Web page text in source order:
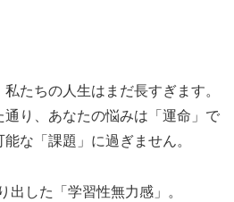
たちの人生はまだ長すぎます。
通り、あなたの悩みは「運命」で
な「課題」に過ぎません。
出した「学習性無力感」。